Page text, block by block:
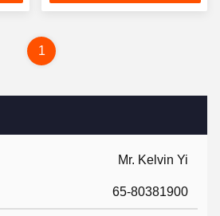
Mr. Kelvin Yi
65-80381900
1